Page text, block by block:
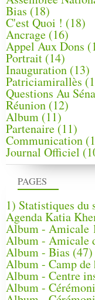
PAGES
1) Statistiques du
Agenda Katia
Album - Amicale
Album - Amicale
Album - Bias
Album - Camp
Album - Centre
Album -
Bias (18)
C'est Quoi ! (18)
Ancrage (16)
Appel Aux Dons
Portrait (14)
Inauguration (13)
Patriciamirallès
Questions Au
Réunion (12)
Album (11)
Partenaire(11)
Communication
Journal Officiel